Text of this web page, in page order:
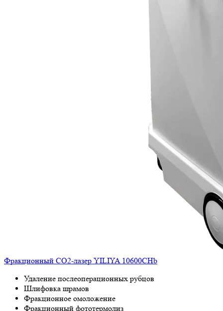
Фракционный СО2-лазер YILIYA 10600CHb
Удаление послеоперационных рубцов
Шлифовка шрамов
Фракционное омоложение
Фракционный фототермолиз